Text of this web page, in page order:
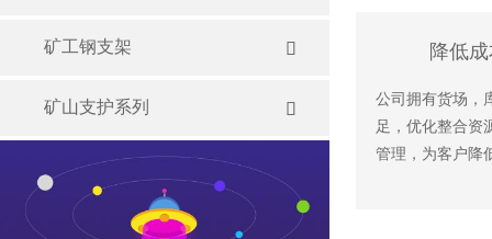
降低
公司拥有货场，
足，优化整合资
管理，为客户降
矿工钢支架 
矿山支护系列 